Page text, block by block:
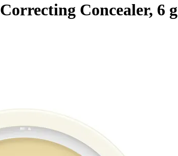
Correcting Concealer, 6 g